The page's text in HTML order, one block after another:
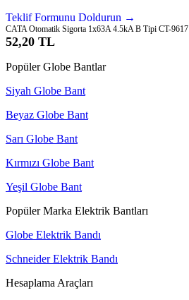
Teklif Formunu Doldurun →
CATA Otomatik Sigorta 1x63A 4.5kA B Tipi CT-9617
52,20 TL
Popüler Globe Bantlar
Siyah Globe Bant
Beyaz Globe Bant
Sarı Globe Bant
Kırmızı Globe Bant
Yeşil Globe Bant
Popüler Marka Elektrik Bantları
Globe Elektrik Bandı
Schneider Elektrik Bandı
Hesaplama Araçları